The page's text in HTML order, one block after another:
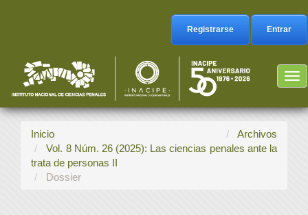
Barra
lateral
Registrarse Entrar
Inicio
Archivos
Vol. 8 Núm. 26 (2025): Las ciencias penales ante la
trata de personas II
Dossier